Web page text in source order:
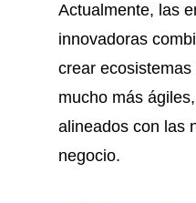
Actualmente, las
innovadoras
crear
mucho más
alineados con las
negocio.